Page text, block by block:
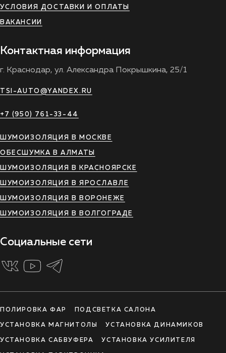
УСЛОВИЯ ДОСТАВКИ И ОПЛАТЫ
ВАКАНСИИ
Контактная информация
г. Краснодар, ул. Александра Покрышкина, 25/1
TSI-AUTO@YANDEX.RU
+7 (950) 761-33-44
ШУМОИЗОЛЯЦИЯ В МОСКВЕ
ОБЕСШУМКА В АЛМАТЫ
ШУМОИЗОЛЯЦИЯ В КРАСНОЯРСКЕ
ШУМОИЗОЛЯЦИЯ В ЯРОСЛАВЛЕ
ШУМОИЗОЛЯЦИЯ В ВОРОНЕЖЕ
ШУМОИЗОЛЯЦИЯ В ВОЛГОГРАДЕ
Социальные сети
ПОЛИРОВКА ФАР ПОДСВЕТКА САЛОНА
УСТАНОВКА МАГНИТОЛЫ УСТАНОВКА ДИНАМИКОВ
УСТАНОВКА САБВУФЕРА УСТАНОВКА УСИЛИТЕЛЯ